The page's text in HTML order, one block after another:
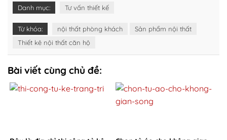
Danh mục: Tư vấn thiết kế
Từ khóa: nội thất phòng khách
Sản phẩm nội thất
Thiết kê nội thất căn hộ
Bài viết cùng chủ đề: